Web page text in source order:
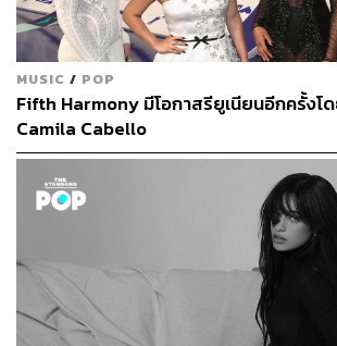
MUSIC / POP
Fifth Harmony มีโอกาสรียูเนียนอีกครั้งโ
Camila Cabello